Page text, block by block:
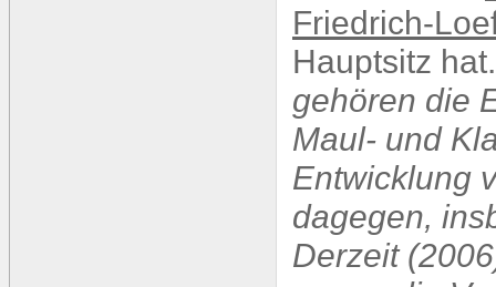
Friedrich-
Hauptsitz
gehören die
Maul- und
Entwicklung
dagegen,
Derzeit